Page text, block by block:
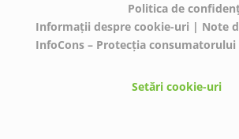
Politica de
Informații despre cookie-uri | Note
InfoCons – Protecția consumatorului
Setări cookie-uri